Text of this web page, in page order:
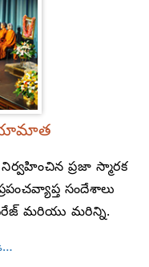
దయామాత
ప్రజా స్మారక
సందేశాలు
మరియు మరిన్ని.